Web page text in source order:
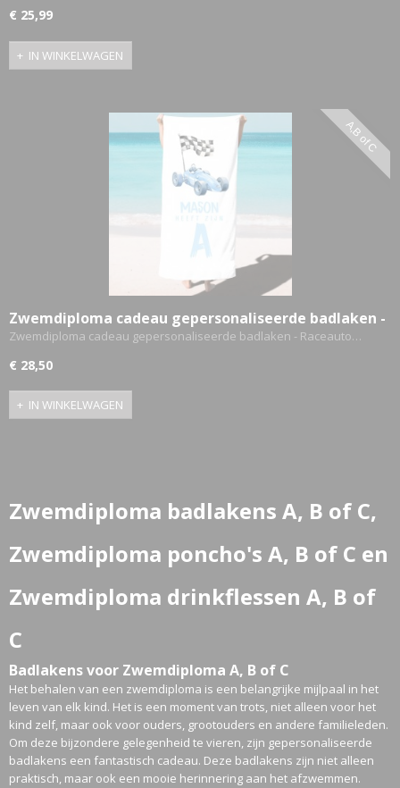
€ 25,99
IN WINKELWAGEN
A,B of C
Zwemdiploma cadeau gepersonaliseerde badlaken -
Raceauto A,B,C
Zwemdiploma cadeau gepersonaliseerde badlaken - Raceauto…
€ 28,50
IN WINKELWAGEN
Zwemdiploma badlakens A, B of C,
Zwemdiploma poncho's A, B of C en
Zwemdiploma drinkflessen A, B of
C
Badlakens voor Zwemdiploma A, B of C
Het behalen van een zwemdiploma is een belangrijke mijlpaal in het
leven van elk kind. Het is een moment van trots, niet alleen voor het
kind zelf, maar ook voor ouders, grootouders en andere familieleden.
Om deze bijzondere gelegenheid te vieren, zijn gepersonaliseerde
badlakens een fantastisch cadeau. Deze badlakens zijn niet alleen
praktisch, maar ook een mooie herinnering aan het afzwemmen.